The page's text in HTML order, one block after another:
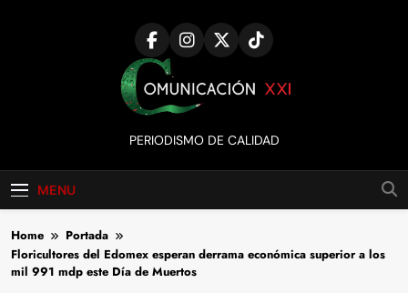
Comunicación
XXI
PERIODISMO DE CALIDAD
MENU
Home
Portada
Floricultores del Edomex esperan derrama económica superior a los
mil 991 mdp este Día de Muertos